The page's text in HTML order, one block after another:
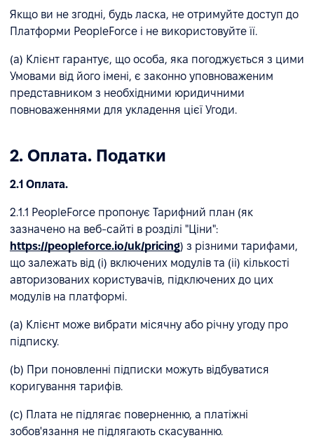
Якщо ви не згодні, будь ласка, не отримуйте доступ до
Платформи PeopleForce і не використовуйте її.
(a) Клієнт гарантує, що особа, яка погоджується з цими
Умовами від його імені, є законно уповноваженим
представником з необхідними юридичними
повноваженнями для укладення цієї Угоди.
2. Оплата. Податки
2.1 Оплата.
2.1.1 PeopleForce пропонує Тарифний план (як
зазначено на веб-сайті в розділі "Ціни":
https://peopleforce.io/uk/pricing) з різними тарифами,
що залежать від (і) включених модулів та (іі) кількості
авторизованих користувачів, підключених до цих
модулів на платформі.
(а) Клієнт може вибрати місячну або річну угоду про
підписку.
(b) При поновленні підписки можуть відбуватися
коригування тарифів.
(c) Плата не підлягає поверненню, а платіжні
зобов'язання не підлягають скасуванню.